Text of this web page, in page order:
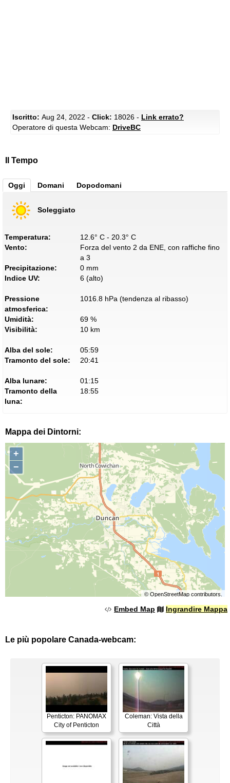
Iscritto: Aug 24, 2022 - Click: 18026 - Link errato?
Operatore di questa Webcam: DriveBC
Il Tempo
Oggi Domani Dopodomani
Soleggiato
Temperatura:
12.6° C - 20.3° C
Vento:
Forza del vento 2 da ENE, con raffiche fino
a 3
Precipitazione:
0 mm
Indice UV:
6 (alto)
Pressione
atmosferica:
1016.8 hPa (tendenza al ribasso)
Umidità:
69 %
Visibilità:
10 km
Alba del sole:
05:59
Tramonto del sole:
20:41
Alba lunare:
01:15
Tramonto della
luna:
18:55
Mappa dei Dintorni:
+
−
© OpenStreetMapcontributors.
Embed Map Ingrandire Mappa
Le più popolare Canada-webcam:
Penticton: PANOMAX
City of Penticton
Coleman: Vista della
Città